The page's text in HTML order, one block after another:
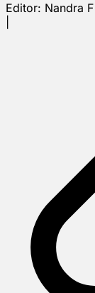
Editor: Nandra